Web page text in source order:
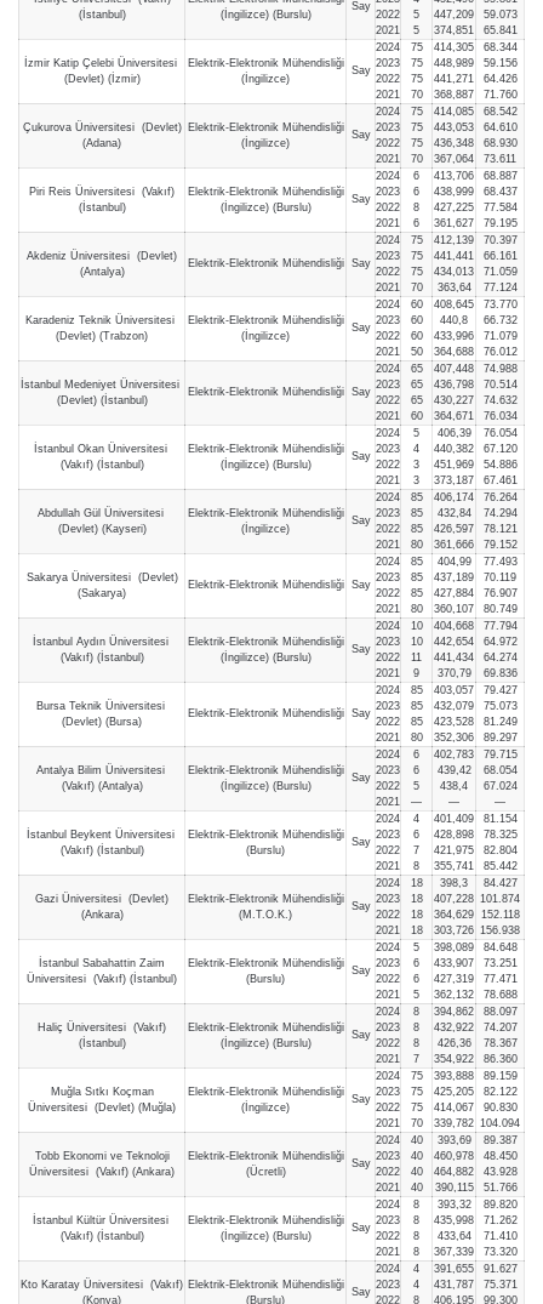
(İstanbul)
(İngilizce) (Burslu)
Say
2022
2021
5
5
447,209
374,851
59.073
65.841
İzmir Katip Çelebi Üniversitesi
(Devlet) (İzmir)
Elektrik-Elektronik Mühendisliği
(İngilizce)
Say
2024
2023
2022
2021
75
75
75
70
414,305
448,989
441,271
368,887
68.344
59.156
64.426
71.760
Çukurova Üniversitesi (Devlet)
(Adana)
Elektrik-Elektronik Mühendisliği
(İngilizce)
Say
2024
2023
2022
2021
75
75
75
70
414,085
443,053
436,348
367,064
68.542
64.610
68.930
73.611
Piri Reis Üniversitesi (Vakıf)
(İstanbul)
Elektrik-Elektronik Mühendisliği
(İngilizce) (Burslu)
Say
2024
2023
2022
2021
6
6
8
6
413,706
438,999
427,225
361,627
68.887
68.437
77.584
79.195
Akdeniz Üniversitesi (Devlet)
(Antalya)
Elektrik-Elektronik Mühendisliği Say
2024
2023
2022
2021
75
75
75
70
412,139
441,441
434,013
363,64
70.397
66.161
71.059
77.124
Karadeniz Teknik Üniversitesi
(Devlet) (Trabzon)
Elektrik-Elektronik Mühendisliği
(İngilizce)
Say
2024
2023
2022
2021
60
60
60
50
408,645
440,8
433,996
364,688
73.770
66.732
71.079
76.012
İstanbul Medeniyet Üniversitesi
(Devlet) (İstanbul)
Elektrik-Elektronik Mühendisliği Say
2024
2023
2022
2021
65
65
65
60
407,448
436,798
430,227
364,671
74.988
70.514
74.632
76.034
İstanbul Okan Üniversitesi
(Vakıf) (İstanbul)
Elektrik-Elektronik Mühendisliği
(İngilizce) (Burslu)
Say
2024
2023
2022
2021
5
4
3
3
406,39
440,382
451,969
373,187
76.054
67.120
54.886
67.461
Abdullah Gül Üniversitesi
(Devlet) (Kayseri)
Elektrik-Elektronik Mühendisliği
(İngilizce)
Say
2024
2023
2022
2021
85
85
85
80
406,174
432,84
426,597
361,666
76.264
74.294
78.121
79.152
Sakarya Üniversitesi (Devlet)
(Sakarya)
Elektrik-Elektronik Mühendisliği Say
2024
2023
2022
2021
85
85
85
80
404,99
437,189
427,884
360,107
77.493
70.119
76.907
80.749
İstanbul Aydın Üniversitesi
(Vakıf) (İstanbul)
Elektrik-Elektronik Mühendisliği
(İngilizce) (Burslu)
Say
2024
2023
2022
2021
10
10
11
9
404,668
442,654
441,434
370,79
77.794
64.972
64.274
69.836
Bursa Teknik Üniversitesi
(Devlet) (Bursa)
Elektrik-Elektronik Mühendisliği Say
2024
2023
2022
2021
85
85
85
80
403,057
432,079
423,528
352,306
79.427
75.073
81.249
89.297
Antalya Bilim Üniversitesi
(Vakıf) (Antalya)
Elektrik-Elektronik Mühendisliği
(İngilizce) (Burslu)
Say
2024
2023
2022
2021
6
6
5
—
402,783
439,42
438,4
—
79.715
68.054
67.024
—
İstanbul Beykent Üniversitesi
(Vakıf) (İstanbul)
Elektrik-Elektronik Mühendisliği
(Burslu)
Say
2024
2023
2022
2021
4
6
7
8
401,409
428,898
421,975
355,741
81.154
78.325
82.804
85.442
Gazi Üniversitesi (Devlet)
(Ankara)
Elektrik-Elektronik Mühendisliği
(M.T.O.K.)
Say
2024
2023
2022
2021
18
18
18
18
398,3
407,228
364,629
303,726
84.427
101.874
152.118
156.938
İstanbul Sabahattin Zaim
Üniversitesi (Vakıf) (İstanbul)
Elektrik-Elektronik Mühendisliği
(Burslu)
Say
2024
2023
2022
2021
5
6
6
5
398,089
433,907
427,319
362,132
84.648
73.251
77.471
78.688
Haliç Üniversitesi (Vakıf)
(İstanbul)
Elektrik-Elektronik Mühendisliği
(İngilizce) (Burslu)
Say
2024
2023
2022
2021
8
8
8
7
394,862
432,922
426,36
354,922
88.097
74.207
78.367
86.360
Muğla Sıtkı Koçman
Üniversitesi (Devlet) (Muğla)
Elektrik-Elektronik Mühendisliği
(İngilizce)
Say
2024
2023
2022
2021
75
75
75
70
393,888
425,205
414,067
339,782
89.159
82.122
90.830
104.094
Tobb Ekonomi ve Teknoloji
Üniversitesi (Vakıf) (Ankara)
Elektrik-Elektronik Mühendisliği
(Ücretli)
Say
2024
2023
2022
2021
40
40
40
40
393,69
460,978
464,882
390,115
89.387
48.450
43.928
51.766
İstanbul Kültür Üniversitesi
(Vakıf) (İstanbul)
Elektrik-Elektronik Mühendisliği
(İngilizce) (Burslu)
Say
2024
2023
2022
2021
8
8
8
8
393,32
435,998
433,64
367,339
89.820
71.262
71.410
73.320
Kto Karatay Üniversitesi (Vakıf)
(Konya)
Elektrik-Elektronik Mühendisliği
(Burslu)
Say
2024
2023
2022
4
4
8
391,655
431,787
406,195
91.627
75.371
99.300